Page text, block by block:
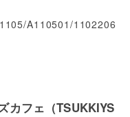
A110501/1102206
カフェ（TSUKKIYS